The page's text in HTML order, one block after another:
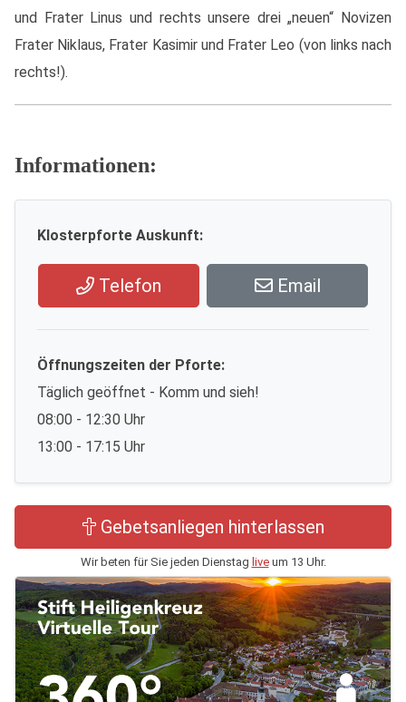
und Frater Linus und rechts unsere drei „neuen“ Novizen
Frater Niklaus, Frater Kasimir und Frater Leo (von links nach
rechts!).
Informationen:
Klosterpforte Auskunft:
Telefon Email
Öffnungszeiten der Pforte:
Täglich geöffnet - Komm und sieh!
08:00 - 12:30 Uhr
13:00 - 17:15 Uhr
Gebetsanliegen hinterlassen
Wir beten für Sie jeden Dienstag liveum 13 Uhr.